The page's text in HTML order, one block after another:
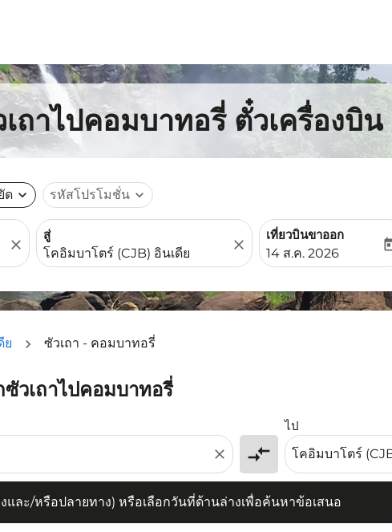
ถาไปคอมบาทอรี่ ตั๋วเครื่องบิ
ด expand_more รหัสโปรโมชั่น expand_more
close
สู่
close
เที่ยวบินขาออก
fc-booking-
14 ส.ค. 2026
ย ซัวเถา - คอมบาทอรี่
วเถาไปคอมบาทอรี่
close compare_arrows
ไป
และ/หรือปลายทาง) หรือเลือกวันที่ด้านล่างเพื่อค้นหาข้อเสนอ
ะ/หรือปลายทาง) หรือเลือกวันที่ด้านล่างเพื่อค้นหาข้อเสนอ